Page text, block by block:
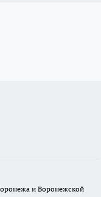
и Воронежской